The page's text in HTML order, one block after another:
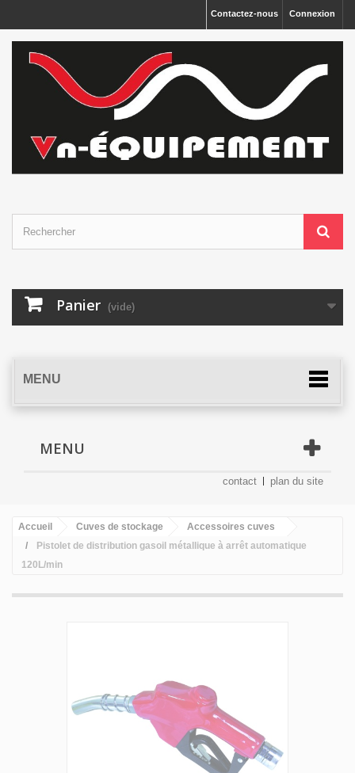
Connexion
Contactez-nous
Panier (vide)
MENU
MENU
contact plan du site
Accueil Cuves de stockage
Accessoires cuves
Pistolet de distribution gasoil métallique à arrêt automatique
120L/min